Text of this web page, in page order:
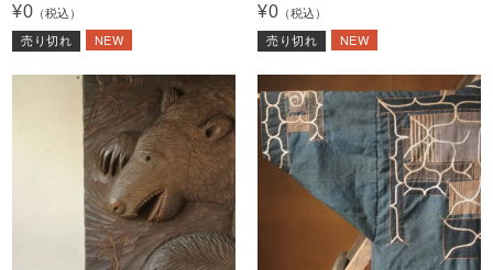
¥0 （税込）
売り切れ NEW
¥0 （税込）
売り切れ NEW